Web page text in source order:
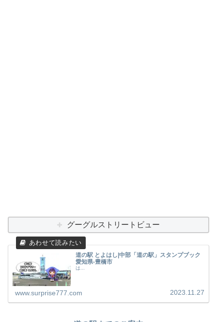
グーグルストリートビュー
道の駅 とよはし|中部「道の駅」スタンプブック
愛知県-豊橋市
は...
www.surprise777.com 2023.11.27